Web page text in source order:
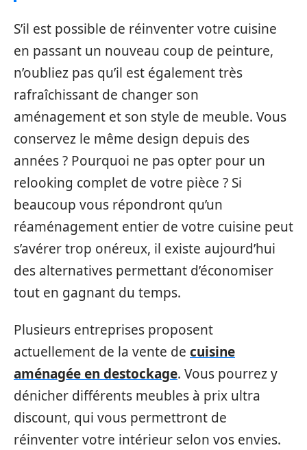
S’il est possible de réinventer votre cuisine
en passant un nouveau coup de peinture,
n’oubliez pas qu’il est également très
rafraîchissant de changer son
aménagement et son style de meuble. Vous
conservez le même design depuis des
années ? Pourquoi ne pas opter pour un
relooking complet de votre pièce ? Si
beaucoup vous répondront qu’un
réaménagement entier de votre cuisine peut
s’avérer trop onéreux, il existe aujourd’hui
des alternatives permettant d’économiser
tout en gagnant du temps.
Plusieurs entreprises proposent
actuellement de la vente de cuisine
aménagée en destockage. Vous pourrez y
dénicher différents meubles à prix ultra
discount, qui vous permettront de
réinventer votre intérieur selon vos envies.